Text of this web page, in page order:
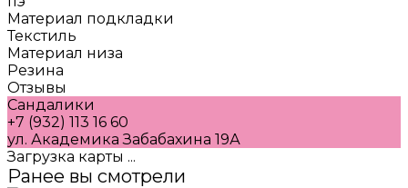
Материал подкладки
Текстиль
Материал низа
Резина
Отзывы
Сандалики
+7 (932) 113 16 60
ул. Академика Забабахина 19А
Загрузка карты ...
Ранее вы смотрели